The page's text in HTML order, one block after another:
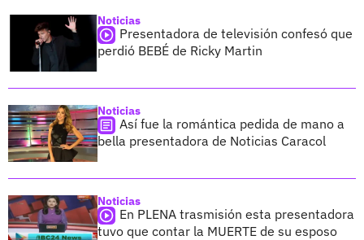
Noticias
Presentadora de televisión confesó que
perdió BEBÉ de Ricky Martin
Noticias
Así fue la romántica pedida de mano a
bella presentadora de Noticias Caracol
Noticias
En PLENA trasmisión esta presentadora
tuvo que contar la MUERTE de su esposo